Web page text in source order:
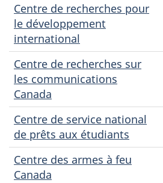
Centre de recherches pour
le développement
international
Centre de recherches sur
les communications
Canada
Centre de service national
de prêts aux étudiants
Centre des armes à feu
Canada